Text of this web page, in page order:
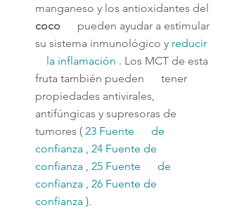
manganeso y los antioxidantes del
coco pueden ayudar a estimular
su sistema inmunológico y reducir
    la inflamación
. Los MCT de esta
fruta también pueden      tener
propiedades antivirales,
antifúngicas y supresoras de
tumores ( 23 Fuente      de
confianza
24 Fuente de
confianza
25 Fuente      de
confianza
26 Fuente de
confianza ).